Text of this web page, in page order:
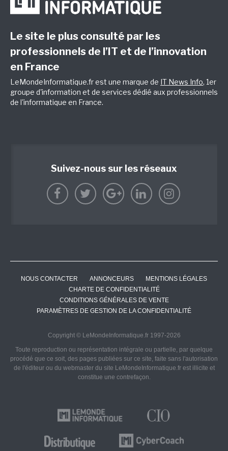
Le site le plus consulté par les
professionnels de l’IT et de l’innovation
en France
LeMondeInformatique.fr est une marque de IT News Info, 1er
groupe d'information et de services dédié aux professionnels
de l'informatique en France.
Suivez-nous sur les réseaux
NOUS CONTACTER ANNONCEURS
MENTIONS LÉGALES
CHARTE DE CONFIDENTIALITÉ
CONDITIONS GÉNÉRALES DE VENTE
PARAMÈTRES DE GESTION DE LA CONFIDENTIALITÉ
Copyright © LeMondeInformatique.fr 1997-2026
Toute reproduction ou représentation intégrale ou partielle, par quelque
procédé que ce soit, des pages publiées sur ce site, faite sans l'autorisation
de l'éditeur ou du webmaster du site LeMondeInformatique.fr est illicite et
constitue une contrefaçon.